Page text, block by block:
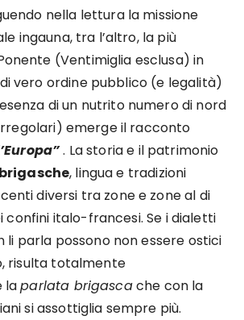
nella lettura la missione
ingauna, tra l’altro, la più
(Ventimiglia esclusa) in
vero ordine pubblico (e legalità)
di un nutrito numero di nord
emerge il racconto
. La storia e il patrimonio
brigasche, lingua e tradizioni
diversi tra zone e zone al di
confini italo-francesi. Se i dialetti
li parla possono non essere ostici
risulta totalmente
laparlata brigascache con la
si assottiglia sempre più.